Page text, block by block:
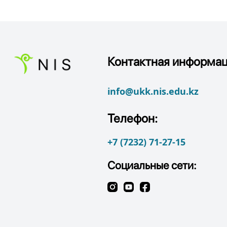
Контактная
info@ukk.nis.edu.kz
Телефон:
+7 (7232) 71-27-15
Социальные сети: